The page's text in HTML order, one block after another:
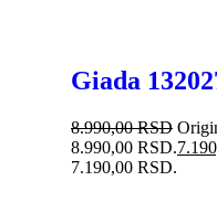
Giada
8.990,00RSD
8.990,00 RSD.
7.190,00 RSD.